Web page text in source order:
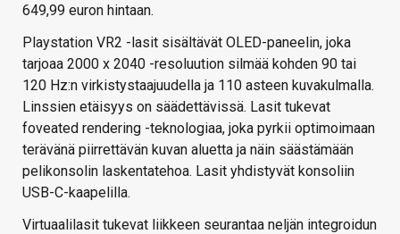
649,99 euron hintaan.
Playstation VR2 -lasit sisältävät OLED-paneelin, joka
tarjoaa 2000 x 2040 -resoluution silmää kohden 90 tai
120 Hz:n virkistystaajuudella ja 110 asteen kuvakulmalla.
Linssien etäisyys on säädettävissä. Lasit tukevat
foveated rendering -teknologiaa, joka pyrkii optimoimaan
terävänä piirrettävän kuvan aluetta ja näin säästämään
pelikonsolin laskentatehoa. Lasit yhdistyvät konsoliin
USB-C-kaapelilla.
Virtuaalilasit tukevat liikkeen seurantaa neljän integroidun